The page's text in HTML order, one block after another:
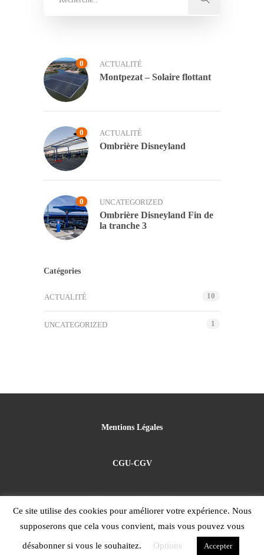
0 ACTUALITÉ
Montpezat – Solaire flottant
0 ACTUALITÉ
Ombrière Disneyland
0 UNCATEGORIZED
Ombrière Disneyland Fin de
la tranche 3
Catégories
ACTUALITÉ 10
UNCATEGORIZED 1
Mentions Légales
CGU-CGV
Ce site utilise des cookies pour améliorer votre expérience. Nous
supposerons que cela vous convient, mais vous pouvez vous
désabonner si vous le souhaitez. Options Accepter